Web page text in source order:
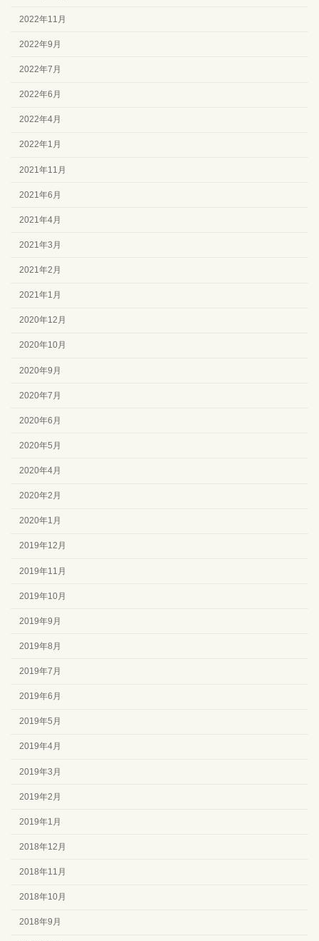
2022年11月
2022年9月
2022年7月
2022年6月
2022年4月
2022年1月
2021年11月
2021年6月
2021年4月
2021年3月
2021年2月
2021年1月
2020年12月
2020年10月
2020年9月
2020年7月
2020年6月
2020年5月
2020年4月
2020年2月
2020年1月
2019年12月
2019年11月
2019年10月
2019年9月
2019年8月
2019年7月
2019年6月
2019年5月
2019年4月
2019年3月
2019年2月
2019年1月
2018年12月
2018年11月
2018年10月
2018年9月